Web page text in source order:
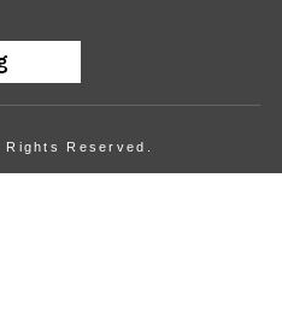
Reserved.